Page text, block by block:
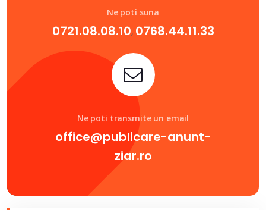
Ne poti suna
0721.08.08.10, 0768.44.11.33
Ne poti transmite un email
office@publicare-anunt-
ziar.ro